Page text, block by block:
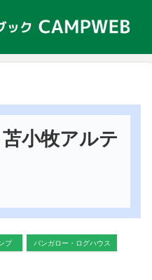
小牧アルテ
プ バンガロー・ログハウス